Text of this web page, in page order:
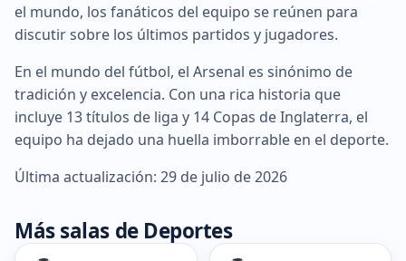
el mundo, los fanáticos del equipo se reúnen para
discutir sobre los últimos partidos y jugadores.
En el mundo del fútbol, el Arsenal es sinónimo de
tradición y excelencia. Con una rica historia que
incluye 13 títulos de liga y 14 Copas de Inglaterra, el
equipo ha dejado una huella imborrable en el deporte.
Última actualización: 29 de julio de 2026
Más salas de Deportes